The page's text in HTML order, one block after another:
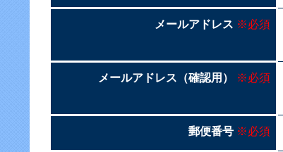
メールアドレス ※必須
メールアドレス（確認用）
※必須
郵便番号 ※必須